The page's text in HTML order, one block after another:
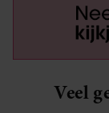
Veel